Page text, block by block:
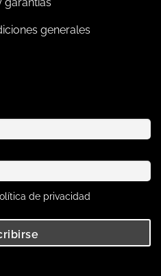
generales
de privacidad